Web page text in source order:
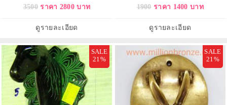
3500 ราคา 2800 บาท
ดูรายละเอียด
1900 ราคา 1400 บาท
ดูรายละเอียด
SALE
21%
SALE
21%